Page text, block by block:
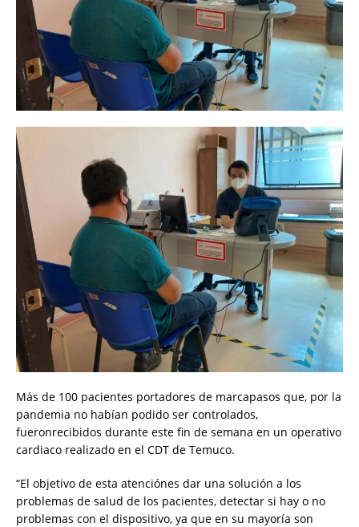
Más de 100 pacientes portadores de marcapasos que, por la
pandemia no habían podido ser controlados,
fueronrecibidos durante este fin de semana en un operativo
cardiaco realizado en el CDT de Temuco.
“El objetivo de esta atenciónes dar una solución a los
problemas de salud de los pacientes, detectar si hay o no
problemas con el dispositivo, ya que en su mayoría son